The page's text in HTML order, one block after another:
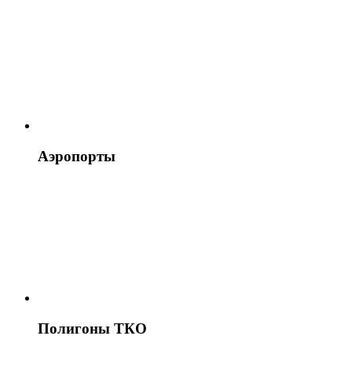
Аэропорты
Полигоны ТКО